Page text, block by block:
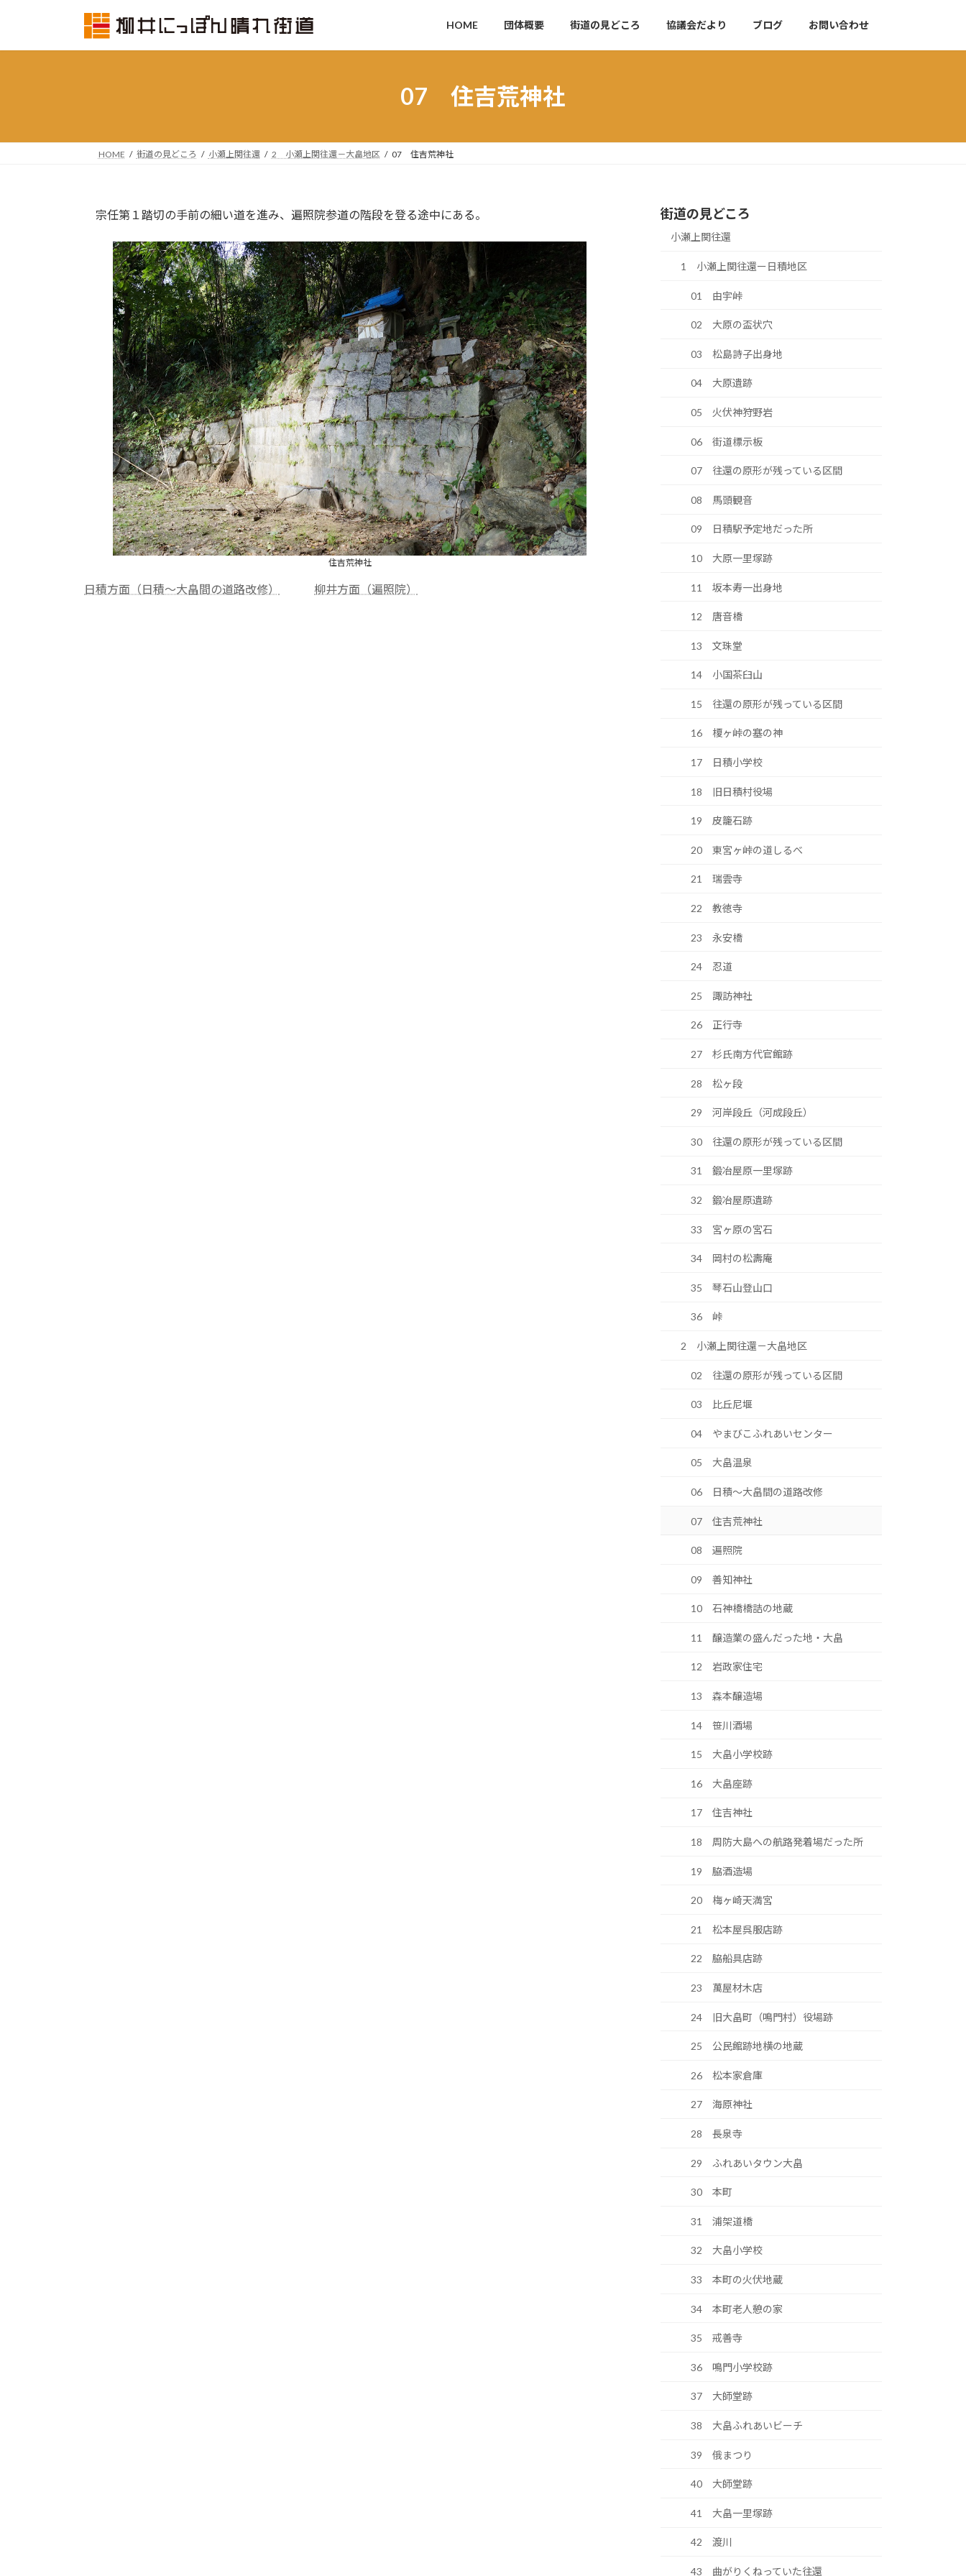
ッ
移
HOME 団体概要 街道の見どころ 協議会だより ブログ お問い合わせ
07 住吉荒神社
HOME 街道の見どころ 小瀬上関往還 2 小瀬上関往還－大畠地区 07 住吉荒神社
宗任第１踏切の手前の細い道を進み、遍照院参道の階段を登る途中にある。
住吉荒神社
日積方面（日積～大畠間の道路改修） 柳井方面（遍照院）
街道の見どころ
小瀬上関往還
1 小瀬上関往還ー日積地区
01 由宇峠
02 大原の盃状穴
03 松島詩子出身地
04 大原遺跡
05 火伏神狩野岩
06 街道標示板
07 往還の原形が残っている区間
08 馬頭観音
09 日積駅予定地だった所
10 大原一里塚跡
11 坂本寿一出身地
12 唐音橋
13 文珠堂
14 小国茶臼山
15 往還の原形が残っている区間
16 榎ヶ峠の塞の神
17 日積小学校
18 旧日積村役場
19 皮籠石跡
20 東宮ヶ峠の道しるべ
21 瑞雲寺
22 教徳寺
23 永安橋
24 忍道
25 諏訪神社
26 正行寺
27 杉氏南方代官館跡
28 松ヶ段
29 河岸段丘（河成段丘）
30 往還の原形が残っている区間
31 鍛冶屋原一里塚跡
32 鍛冶屋原遺跡
33 宮ヶ原の宮石
34 岡村の松壽庵
35 琴石山登山口
36 峠
2 小瀬上関往還－大畠地区
02 往還の原形が残っている区間
03 比丘尼堰
04 やまびこふれあいセンター
05 大畠温泉
06 日積～大畠間の道路改修
07 住吉荒神社
08 遍照院
09 善知神社
10 石神橋橋詰の地蔵
11 醸造業の盛んだった地・大畠
12 岩政家住宅
13 森本醸造場
14 笹川酒場
15 大畠小学校跡
16 大畠座跡
17 住吉神社
18 周防大島への航路発着場だった所
19 脇酒造場
20 梅ヶ崎天満宮
21 松本屋呉服店跡
22 脇船具店跡
23 萬屋材木店
24 旧大畠町（鳴門村）役場跡
25 公民館跡地横の地蔵
26 松本家倉庫
27 海原神社
28 長泉寺
29 ふれあいタウン大畠
30 本町
31 浦架道橋
32 大畠小学校
33 本町の火伏地蔵
34 本町老人憩の家
35 戒善寺
36 鳴門小学校跡
37 大師堂跡
38 大畠ふれあいビーチ
39 俄まつり
40 大師堂跡
41 大畠一里塚跡
42 渡川
43 曲がりくねっていた往還